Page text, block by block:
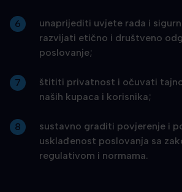
unaprijediti uvjete rada i
razvijati etično i društveno
poslovanje;
štititi privatnost i očuvati
naših kupaca i korisnika;
sustavno graditi povjerenje i
usklađenost poslovanja sa
regulativom i normama.